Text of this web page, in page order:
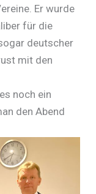
Er wurde
für die
deutscher
mit den
noch ein
den Abend